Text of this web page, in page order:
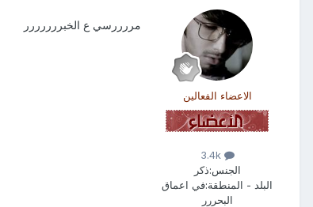
الاعضاء الفعالين
3.4k
الجنس:ذكر
البلد - المنطقة:في اعماق
البحررر
مررررسي ع الخبررررررر